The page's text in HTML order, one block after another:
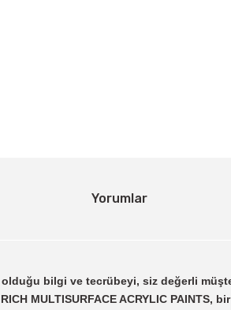
Yorumlar
bilgi ve tecrübeyi, siz değerli
MULTISURFACE ACRYLIC PAINTS,